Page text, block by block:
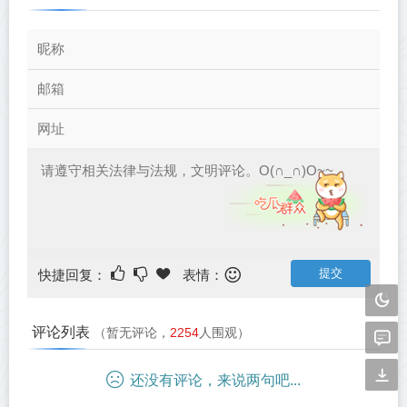
快捷回复： 表情：
评论列表 （暂无评论， 2254人围观）
还没有评论，来说两句吧...